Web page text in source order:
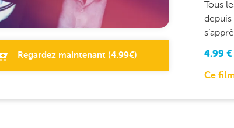
Regardez maintenant (4.99€)
Tous
depuis
4.99 €
Ce